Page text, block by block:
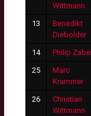
Wittmann
13
Benedikt
Diebolder
14 Philip Zabel
25
Marc
Krammer
26
Christian
Wittmann